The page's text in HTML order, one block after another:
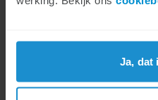
Ja, dat
DELTA Netwerk wil